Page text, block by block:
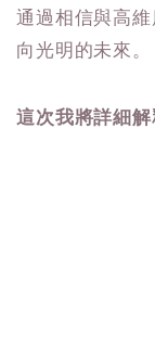
通過相信與高
向光明的未來。
這次我將詳細解